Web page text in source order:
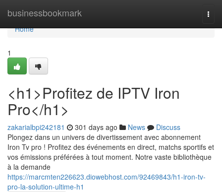
businessbookmark
Home
Home
1
<h1>Profitez de IPTV Iron
Pro</h1>
zakarialbpi242181 301 days ago News
Discuss
Plongez dans un univers de divertissement avec abonnement
Iron Tv pro ! Profitez des événements en direct, matchs sportifs et
vos émissions préférées à tout moment. Notre vaste bibliothèque
à la demande
https://marcmten226623.diowebhost.com/92469843/h1-iron-tv-
pro-la-solution-ultime-h1